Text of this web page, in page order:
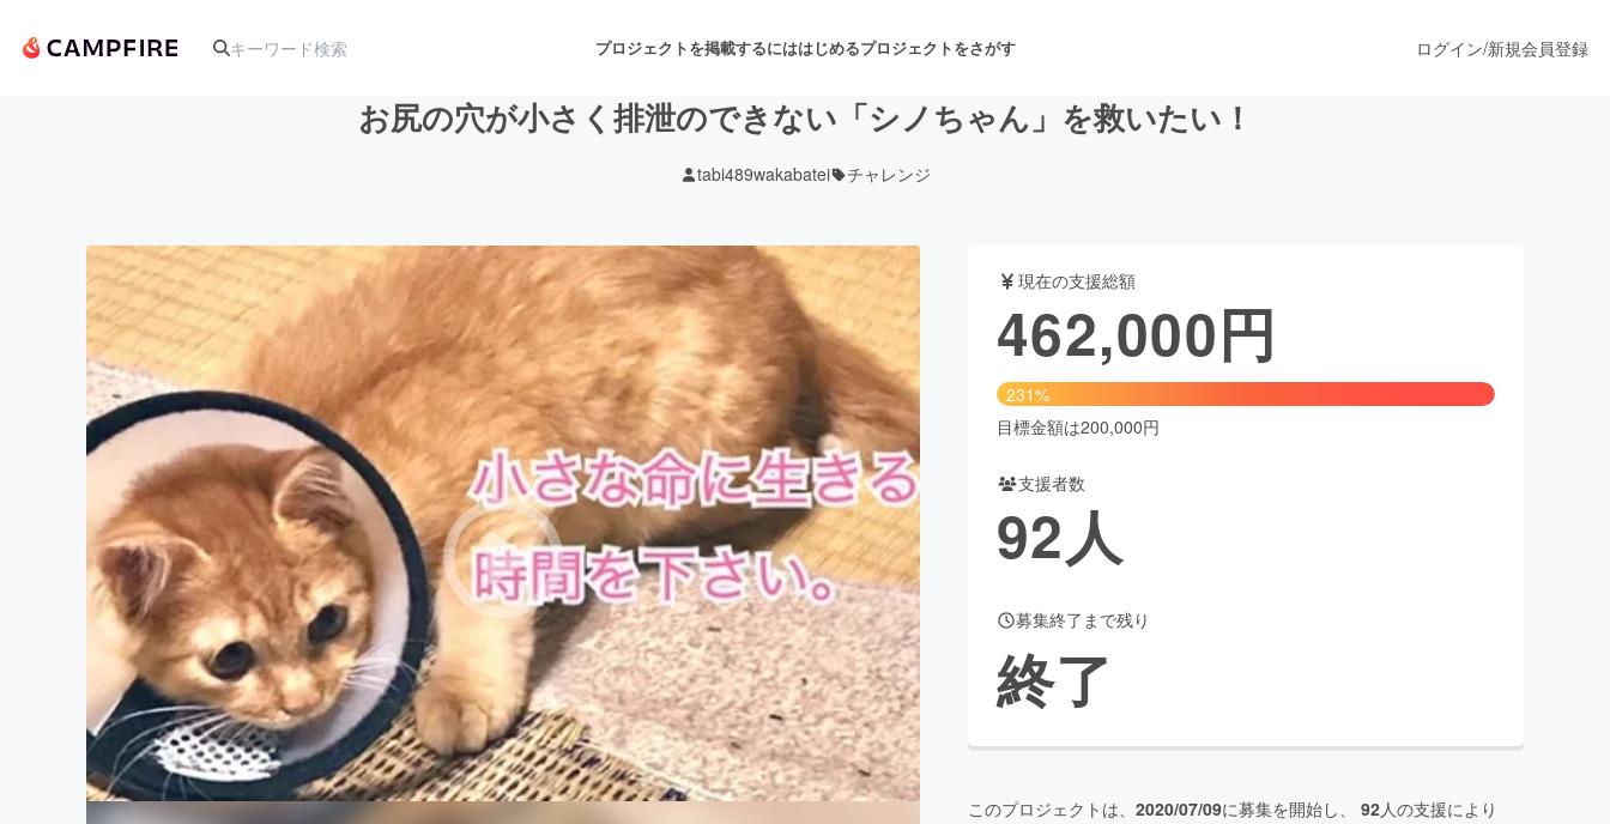
プロジェクトを掲載するにははじめるプロジェクトをさがす
アート・写真 音楽 舞台・パフォーマンス
テクノロジー・ガジェット ゲーム・サービス開発 フード・飲食店 ファッション
映像・映画 書籍・雑誌出版 アニメ・漫画
ビジネス・起業 チャレンジ ビューティー・ヘルスケア
まちづくり・地域活性化
CAMPFIRE for Social GoodCAMPFIRE Creation
CAMPFIREふるさと納税 machi-yaコミュニティ
ログイン/新規会員登録
お尻の穴が小さく排泄のできない「シノちゃん」を救いたい！
tabi489wakabatei チャレンジ
現在の支援総額
462,000円
231%
目標金額は200,000円
支援者数
92人
募集終了まで残り
終了
このプロジェクトは、 2020/07/09に募集を開始し、 92人の支援により